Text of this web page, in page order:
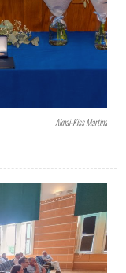
Aknai-Kiss Martina